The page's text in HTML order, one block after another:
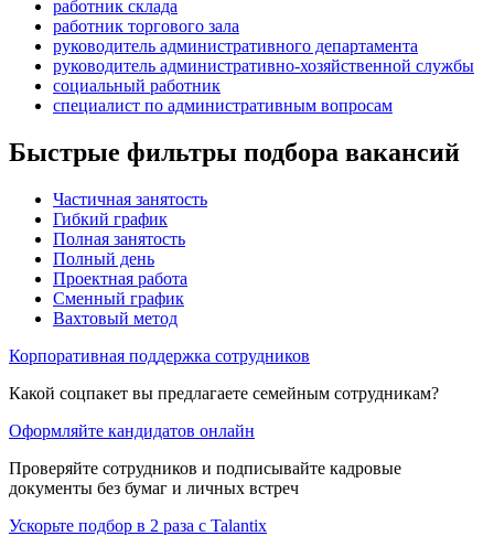
работник склада
работник торгового зала
руководитель административного департамента
руководитель административно-хозяйственной службы
социальный работник
специалист по административным вопросам
Быстрые фильтры подбора вакансий
Частичная занятость
Гибкий график
Полная занятость
Полный день
Проектная работа
Сменный график
Вахтовый метод
Корпоративная поддержка сотрудников
Какой соцпакет вы предлагаете семейным сотрудникам?
Оформляйте кандидатов онлайн
Проверяйте сотрудников и подписывайте кадровые
документы без бумаг и личных встреч
Ускорьте подбор в 2 раза с Talantix